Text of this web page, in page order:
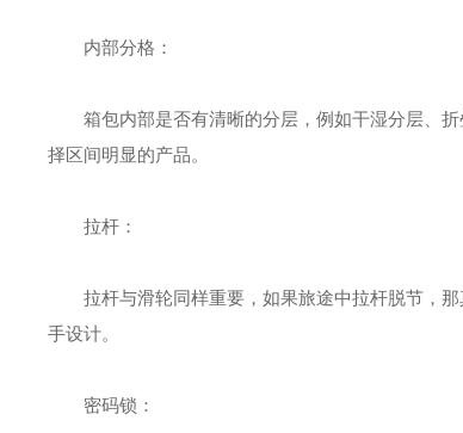
内部分格：
箱包内部是否有清晰的分层，例如干湿分层、折
择区间明显的产品。
拉杆：
拉杆与滑轮同样重要，如果旅途中拉杆脱节，那
手设计。
密码锁：